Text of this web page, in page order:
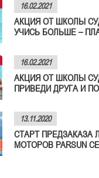
16.02.2021
АКЦИЯ ОТ ШКОЛЫ
УЧИСЬ БОЛЬШЕ –
16.02.2021
АКЦИЯ ОТ ШКОЛЫ
ПРИВЕДИ ДРУГА И
13.11.2020
СТАРТ ПРЕДЗАКАЗА
МОТОРОВ PARSUN